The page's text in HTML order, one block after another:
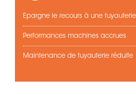
Epargne le recours à une
Performances machines accrues
Maintenance de tuyauterie réduite